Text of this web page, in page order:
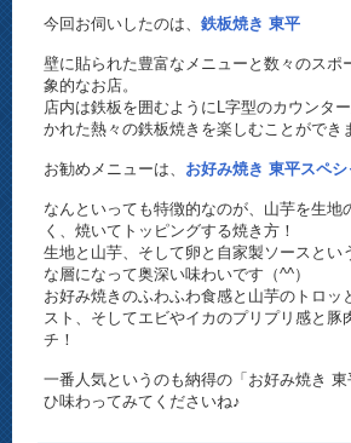
今回お伺いしたのは、鉄板焼き 東平
壁に貼られた豊富なメニューと数々のスポ
象的なお店。
店内は鉄板を囲むようにL字型のカウンタ
かれた熱々の鉄板焼きを楽しむことができ
お勧めメニューは、 お好み焼き 東平スペ
なんといっても特徴的なのが、山芋を生地
く、焼いてトッピングする焼き方！
生地と山芋、そして卵と自家製ソースとい
な層になって奥深い味わいです（^^）
お好み焼きのふわふわ食感と山芋のトロッ
スト、そしてエビやイカのプリプリ感と豚
チ！
一番人気というのも納得の「お好み焼き
ひ味わってみてくださいね♪